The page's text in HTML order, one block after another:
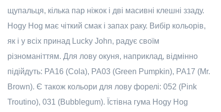
щупальця, кілька пар ніжок і дві масивні клешні ззаду.
Hogy Hog має чіткий смак і запах раку. Вибір кольорів,
як і у всіх принад Lucky John, радує своїм
різноманіттям. Для лову окуня, наприклад, відмінно
підійдуть: PA16 (Cola), PA03 (Green Pumpkin), PA17 (Mr.
Brown). Є також кольори для лову форелі: 052 (Pink
Troutino), 031 (Bubblegum). Їстівна гума Hogy Hog